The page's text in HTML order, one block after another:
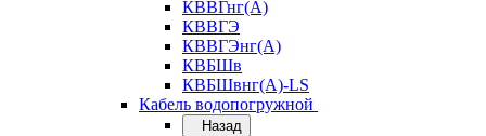
КВВГнг(А)
КВВГЭ
КВВГЭнг(А)
КВБШв
КВБШвнг(А)-LS
Кабель водопогружной
Назад